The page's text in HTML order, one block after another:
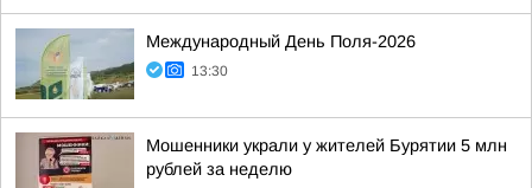
Международный День Поля-2026
13:30
Мошенники украли у жителей Бурятии 5 млн
рублей за неделю